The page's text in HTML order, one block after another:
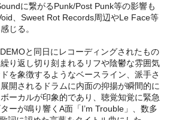
に繋がるPunk/Post Punk等の影響も
、Sweet Rot Records周辺やLe Face等
じる。
と同日にレコーディングされたもの
り返し切り刻まれるリフや陰鬱な雰囲気
を象徴するようなベースライン、派手さ
開されるドラムに内面の抑揚が瞬間的に
ーカルが印象的であり、聴覚知覚に緊急
ーが鳴り響くA面「I’m Trouble」、数多